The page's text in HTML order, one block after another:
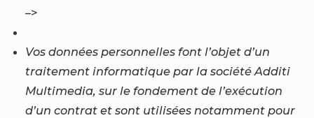
–>
Vos données personnelles font l’objet d’un
traitement informatique par la société Additi
Multimedia, sur le fondement de l’exécution
d’un contrat et sont utilisées notamment pour